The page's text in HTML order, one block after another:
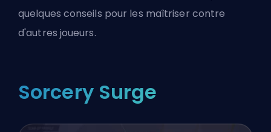
quelques conseils pour les maîtriser contre
d'autres joueurs.
Sorcery Surge